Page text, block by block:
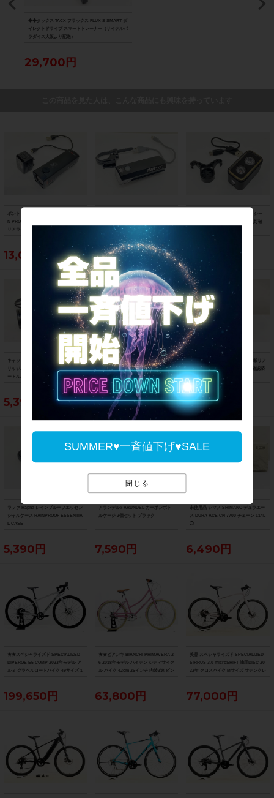
SUMMER♥一斉値下げ♥SALE
閉じる
◆◆タックス TACX フラックス FLUX S SMART ダ
イレクトドライブ スマートトレーナー（サイクルパ
ラダイス大阪より配送）
29,700円
ボントレガー BONTRAGER イオン IO
N PRO RT フロントライト FLARE RT
リアライト 前後セット 点灯確認済み
13,090円 4,950円
マジックシャイン MAGICSHINE シー
ミー SEEMEE300 リアライト 点灯確
キャットアイ CATEYE VOLT用 カート
リッジバッテリー BA-2.2 急速充電クレ
ードル2 CRA-002 セット
5,390円
キャットアイ CATEYE ボルト VOLT80
0 フロントライト カートリッジバッテ
リー(BA-3.4) 充電クレードル3(CRA-00
3)付属 点灯確認済み
8,690円
美品 ガーミン GARMIN カメラ搭載リア
ビューレーダー リアライト 点灯確認済
み
43,890円
ラファ Rapha レインプルーフエッセン
シャルケース RAINPROOF ESSENTIA
L CASE
5,390円
アランデル? ARUNDEL カーボンボト
ルケージ 2個セット ブラック
7,590円
未使用品 シマノ SHIMANO デュラエー
ス DURA-ACE CN-7700 チェーン 114L
◯
6,490円
★★スペシャライズド SPECIALIZED
DIVERGE E5 COMP 2023年モデル ア
ルミ グラベルロードバイク 49サイズ 1
199,650円
★★ビアンキ BIANCHI PRIMAVERA 2
6 2018年モデル ハイテン シティサイク
ル バイク 42cm 26インチ 内装3速 ピン
63,800円
美品 スペシャライズド SPECIALIZED
SIRRUS 3.0 microSHIFT 油圧DISC 20
22年 クロスバイク Mサイズ サテンクレ
77,000円